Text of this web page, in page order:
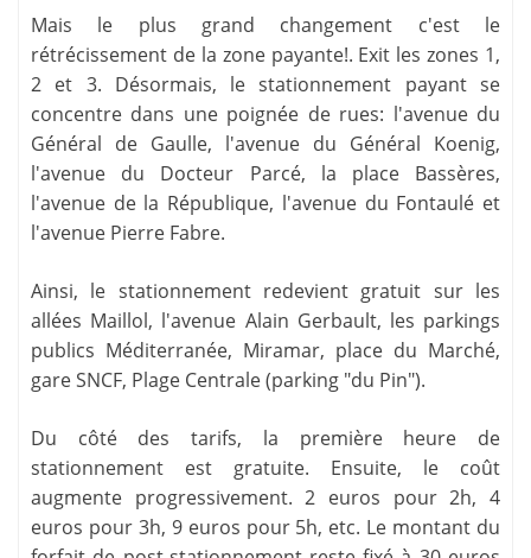
Mais le plus grand changement c'est le
rétrécissement de la zone payante!. Exit les zones 1,
2 et 3. Désormais, le stationnement payant se
concentre dans une poignée de rues: l'avenue du
Général de Gaulle, l'avenue du Général Koenig,
l'avenue du Docteur Parcé, la place Bassères,
l'avenue de la République, l'avenue du Fontaulé et
l'avenue Pierre Fabre.
Ainsi, le stationnement redevient gratuit sur les
allées Maillol, l'avenue Alain Gerbault, les parkings
publics Méditerranée, Miramar, place du Marché,
gare SNCF, Plage Centrale (parking "du Pin").
Du côté des tarifs, la première heure de
stationnement est gratuite. Ensuite, le coût
augmente progressivement. 2 euros pour 2h, 4
euros pour 3h, 9 euros pour 5h, etc. Le montant du